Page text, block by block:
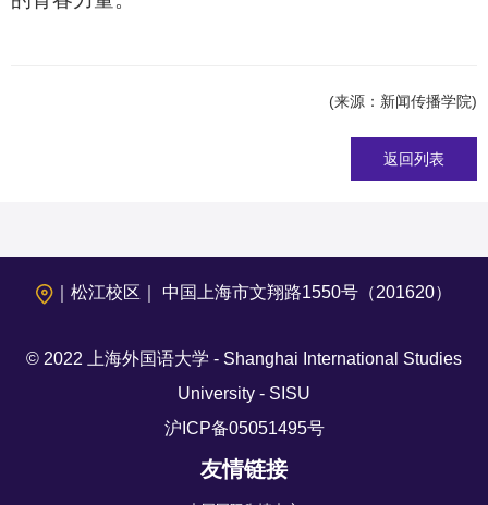
(来源：新闻传播学院)
返回列表
｜松江校区｜ 中国上海市文翔路1550号（201620）
© 2022 上海外国语大学 - Shanghai International Studies
University - SISU
沪ICP备05051495号
友情链接